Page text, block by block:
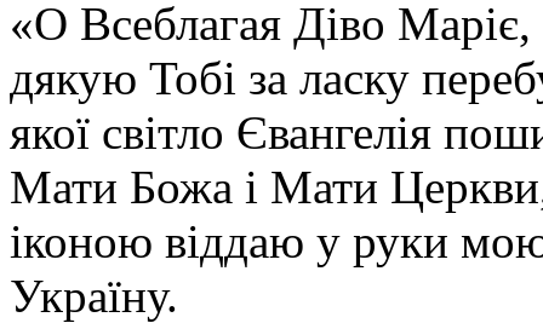
«О Всеблагая Діво
дякую Тобі за ласку
якої світло Євангелія
Мати Божа і Мати
іконою віддаю у руки
Україну.